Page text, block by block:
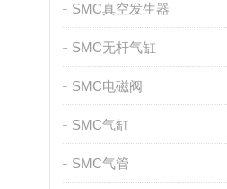
SMC真空发生器
SMC无杆气缸
SMC电磁阀
SMC气缸
SMC气管